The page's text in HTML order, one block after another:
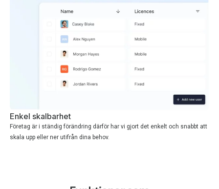
Enkel skalbarhet
Företag är i ständig förändring därför har vi gjort det enkelt och snabbt att
skala upp eller ner utifrån dina behov.